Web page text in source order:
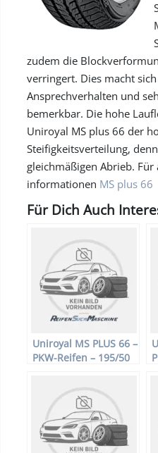
zudem die
verringert. Dies macht
Ansprechverhalten und
bemerkbar. Die hohe
Uniroyal MS plus 66 der
Steifigkeitsverteilung,
gleichmäßigen Abrieb.
informationen MS plus 66
Für Dich Auch
Uniroyal MS PLUS 66 –
PKW-Reifen – 195/50
Winterreifen